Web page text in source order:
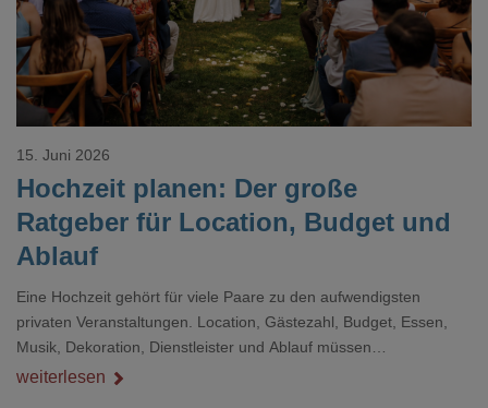
Hochzeit planen: Der große
Ratgeber für Location, Budget und
Ablauf
15. Juni 2026
Eine Hochzeit gehört für viele Paare zu den aufwendigsten
privaten Veranstaltungen. Location, Gästezahl, Budget, Essen,
Musik, Dekoration, Dienstleister und Ablauf müssen
zusammenpassen, damit der Tag gut organisiert ist und trotzdem
weiterlesen